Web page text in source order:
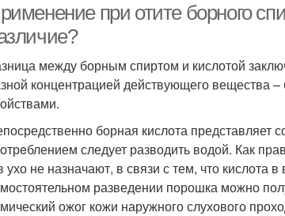
при отите борного
между борным спиртом и кислотой
концентрацией действующего вещества
борная кислота представляет
следует разводить водой. Как
ухо не назначают, в связи с тем, что кислота
разведении порошка можно
ожог кожи наружного слухового